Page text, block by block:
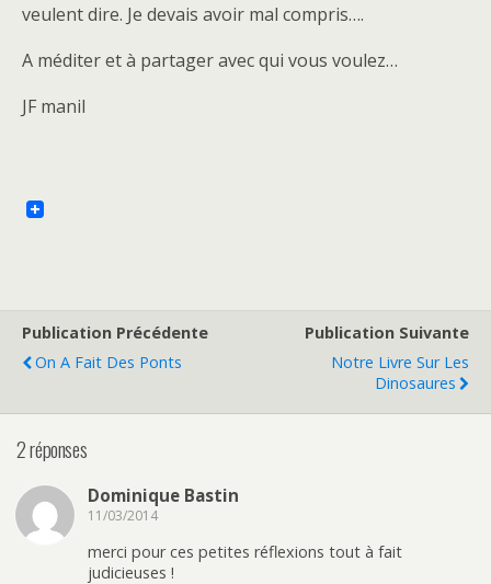
veulent dire. Je devais avoir mal compris….
A méditer et à partager avec qui vous voulez…
JF manil
Publication Précédente
On A Fait Des Ponts
Publication Suivante
Notre Livre Sur Les
Dinosaures
2 réponses
Dominique Bastin
11/03/2014
merci pour ces petites réflexions tout à fait
judicieuses !